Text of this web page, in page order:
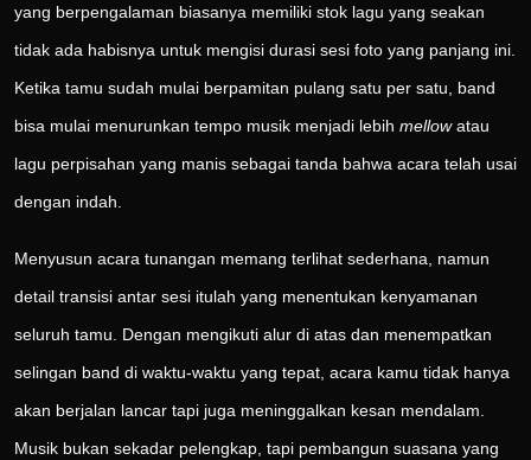
yang berpengalaman biasanya memiliki stok lagu yang seakan
tidak ada habisnya untuk mengisi durasi sesi foto yang panjang ini.
Ketika tamu sudah mulai berpamitan pulang satu per satu, band
bisa mulai menurunkan tempo musik menjadi lebih mellowatau
lagu perpisahan yang manis sebagai tanda bahwa acara telah usai
dengan indah.
Menyusun acara tunangan memang terlihat sederhana, namun
detail transisi antar sesi itulah yang menentukan kenyamanan
seluruh tamu. Dengan mengikuti alur di atas dan menempatkan
selingan band di waktu-waktu yang tepat, acara kamu tidak hanya
akan berjalan lancar tapi juga meninggalkan kesan mendalam.
Musik bukan sekadar pelengkap, tapi pembangun suasana yang